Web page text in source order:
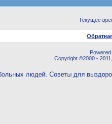
Текущее
Copyright ©2000 -
людей. Советы для